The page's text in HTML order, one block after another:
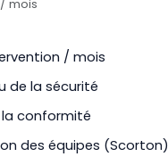
mois
/ mois
de la sécurité
conformité
des équipes (Scorton)